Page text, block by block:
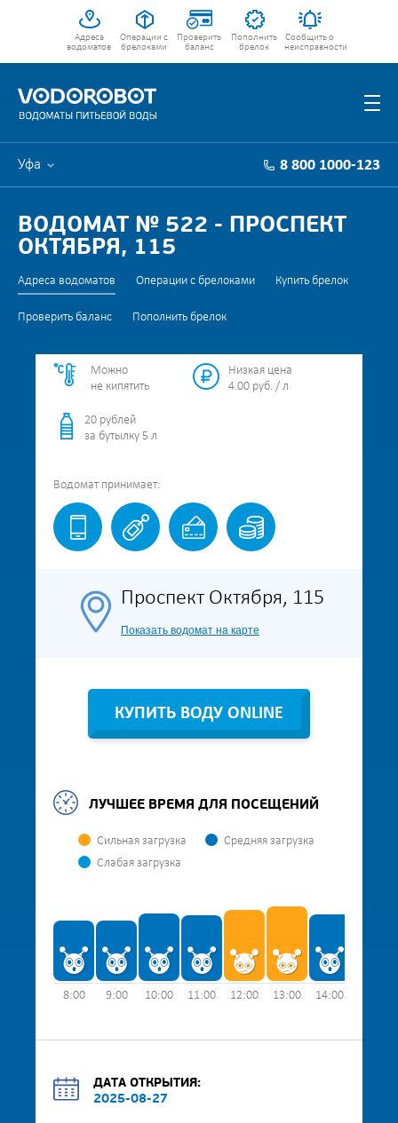
Адреса
водоматов
Операции с
брелоками
Проверить
баланс
Пополнить
брелок
Сообщить о
неисправности
Уфа 8 800 1000-123
ВОДОМАТ № 522 - ПРОСПЕКТ
ОКТЯБРЯ, 115
Адреса водоматов Операции с брелоками Купить брелок
Проверить баланс Пополнить брелок
Можно
не кипятить
Низкая цена
4.00 руб. / л
20 рублей
за бутылку 5 л
Водомат принимает:
Проспект Октября, 115
Показать водомат на карте
КУПИТЬ ВОДУ ONLINE
ЛУЧШЕЕ ВРЕМЯ ДЛЯ ПОСЕЩЕНИЙ
Сильная загрузка
Средняя загрузка
Слабая загрузка
8:00 9:00 10:00 11:00 12:00 13:00 14:00
ДАТА ОТКРЫТИЯ:
2025-08-27